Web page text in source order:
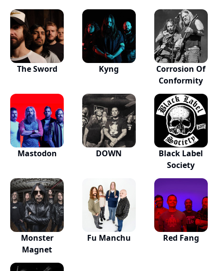
The Sword Kyng
Corrosion Of
Conformity
Mastodon DOWN
Black Label
Society
Monster
Magnet
Fu Manchu Red Fang